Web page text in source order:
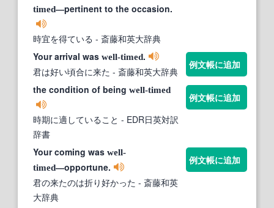
timed―pertinent to the occasion.
時宜を得ている - 斎藤和英大辞典
Your arrival was well-timed.
君は好い頃合に来た - 斎藤和英大辞典
例文帳に追加
the condition of being well-timed
時期に適していること - EDR日英対訳
辞書
例文帳に追加
Your coming was well-
timed―opportune.
君の来たのは折り好かった - 斎藤和英
大辞典
例文帳に追加